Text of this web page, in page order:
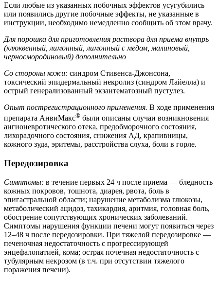
Если любые из указанных побочных эффектов усугубились
или появились другие побочные эффекты, не указанные в
инструкции, необходимо немедленно сообщить об этом врачу.
Для порошка для приготовления раствора для приема внутрь
(клюквенный, лимонный, лимонный с медом, малиновый,
черносмородиновый) дополнительно
Со стороны кожи: синдром Стивенса-Джонсона,
токсический эпидермальный некролиз (синдром Лайелла) и
острый генерализованный экзантематозный пустулез.
Опыт пострегистрационного применения. В ходе применения
препарата АнвиМакс® были описаны случаи возникновения
ангионевротического отека, предобморочного состояния,
лихорадочного состояния, снижения АД, крапивницы,
кожного зуда, эритемы, расстройства слуха, боли в горле.
Передозировка
Симптомы: в течение первых 24 ч после приема — бледность
кожных покровов, тошнота, диарея, рвота, боль в
эпигастральной области; нарушение метаболизма глюкозы,
метаболический ацидоз, тахикардия, аритмия, головная боль,
обострение сопутствующих хронических заболеваний.
Симптомы нарушения функции печени могут появиться через
12–48 ч после передозировки. При тяжелой передозировке —
печеночная недостаточность с прогрессирующей
энцефалопатией, кома; острая почечная недостаточность с
тубулярным некрозом (в т.ч. при отсутствии тяжелого
поражения печени).